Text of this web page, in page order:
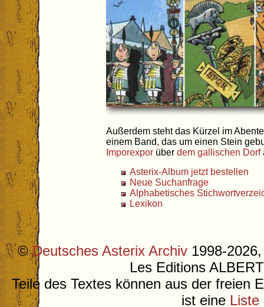
Außerdem steht das Kürzel im
einem Band, das um einen Stein
Imporexpor über dem gallischen Dorf
Asterix-Album jetzt bestellen
Neue Suchanfrage
Alphabetisches
Lexikon
©Deutsches Asterix Archiv 1998-
Les Editions
Teile des Textes können aus der freien
ist eine Liste